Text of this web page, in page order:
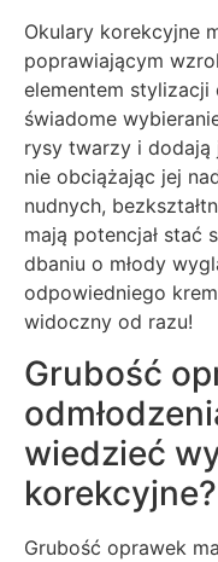
Okulary korekcyjne
poprawiającym
elementem stylizacji
świadome
rysy twarzy i dodają
nie obciążając jej
nudnych,
mają potencjał stać
dbaniu o młody
odpowiedniego
widoczny od razu!
Grubość
wiedzieć
korekcyjne?
Grubość oprawek